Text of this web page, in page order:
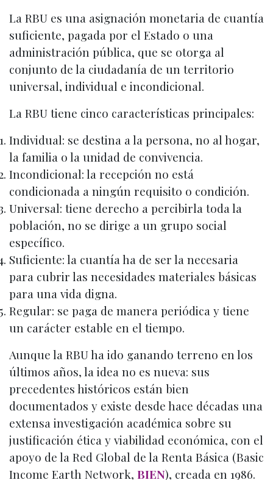
La RBU es una asignación monetaria de cuantía
suficiente, pagada por el Estado o una
administración pública, que se otorga al
conjunto de la ciudadanía de un territorio
universal, individual e incondicional.
La RBU tiene cinco características principales:
Individual: se destina a la persona, no al hogar,
la familia o la unidad de convi­vencia.
Incondicional: la recepción no está
condicionada a ningún requisito o condición.
Universal: tiene derecho a percibirla toda la
población, no se dirige a un grupo social
específico.
Suficiente: la cuantía ha de ser la necesaria
para cubrir las necesidades materia­les básicas
para una vida digna.
Regular: se paga de manera periódica y tiene
un carácter estable en el tiempo.
Aunque la RBU ha ido ganando terreno en los
últimos años, la idea no es nueva: sus
precedentes históricos están bien
documentados y existe desde hace décadas una
extensa investigación académica sobre su
justificación ética y viabilidad económica, con el
apoyo de la Red Global de la Renta Básica (Basic
Income Ear­th Network, BIEN), creada en 1986.